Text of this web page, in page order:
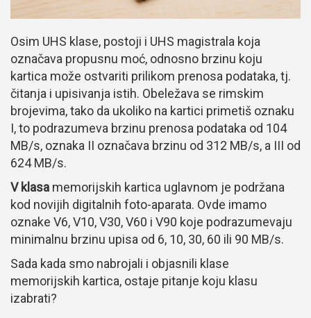
Osim UHS klase, postoji i UHS magistrala koja
označava propusnu moć, odnosno brzinu koju
kartica može ostvariti prilikom prenosa podataka, tj.
čitanja i upisivanja istih. Obeležava se rimskim
brojevima, tako da ukoliko na kartici primetiš oznaku
I, to podrazumeva brzinu prenosa podataka od 104
MB/s, oznaka II označava brzinu od 312 MB/s, a III od
624 MB/s.
V klasa memorijskih kartica uglavnom je podržana
kod novijih digitalnih foto-aparata. Ovde imamo
oznake V6, V10, V30, V60 i V90 koje podrazumevaju
minimalnu brzinu upisa od 6, 10, 30, 60 ili 90 MB/s.
Sada kada smo nabrojali i objasnili klase
memorijskih kartica, ostaje pitanje koju klasu
izabrati?